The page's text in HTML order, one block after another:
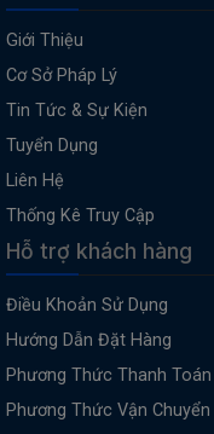
Giới Thiệu
Cơ Sở Pháp Lý
Tin Tức & Sự Kiện
Tuyển Dụng
Liên Hệ
Thống Kê Truy Cập
Hỗ trợ khách hàng
Điều Khoản Sử Dụng
Hướng Dẫn Đặt Hàng
Phương Thức Thanh Toán
Phương Thức Vận Chuyển